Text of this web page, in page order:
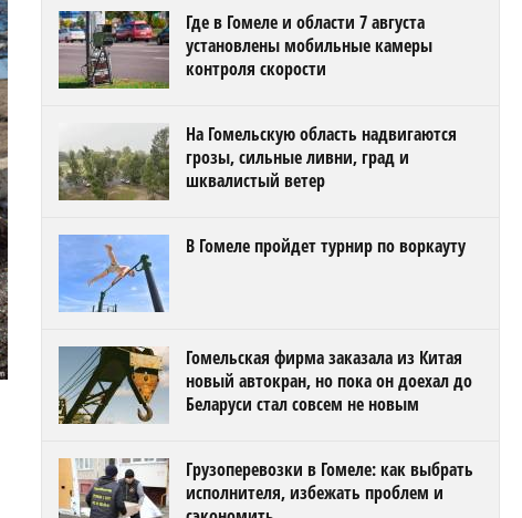
Где в Гомеле и области 7 августа
установлены мобильные камеры
контроля скорости
На Гомельскую область надвигаются
грозы, сильные ливни, град и
шквалистый ветер
В Гомеле пройдет турнир по воркауту
Гомельская фирма заказала из Китая
новый автокран, но пока он доехал до
Беларуси стал совсем не новым
Грузоперевозки в Гомеле: как выбрать
исполнителя, избежать проблем и